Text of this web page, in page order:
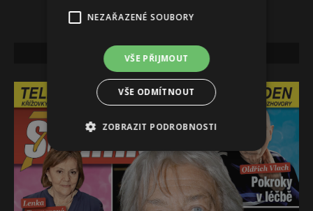
NEJNOVĚJŠÍ VYDÁNÍ
NEZAŘAZENÉ SOUBORY
VŠE PŘIJMOUT
VŠE ODMÍTNOUT
ZOBRAZIT PODROBNOSTI